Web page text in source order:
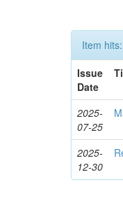
Item hits:
Issue
Date
2025-
07-25
2025-
12-30